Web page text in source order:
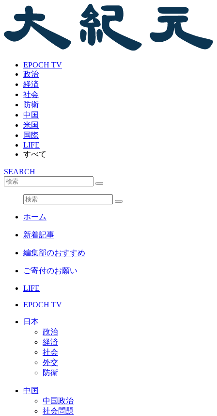
EPOCH TV
政治
経済
社会
防衛
中国
米国
国際
LIFE
すべて
SEARCH
ホーム
新着記事
編集部のおすすめ
ご寄付のお願い
LIFE
EPOCH TV
日本
政治
経済
社会
外交
防衛
中国
中国政治
社会問題